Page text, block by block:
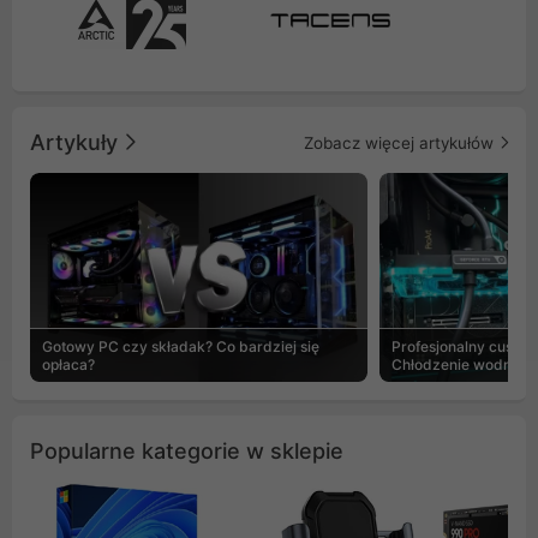
Artykuły Zobacz więcej artykułów
Gotowy PC czy składak? Co bardziej się
opłaca?
Profesjonalny
Chłodzenie wodne
Popularne kategorie w sklepie